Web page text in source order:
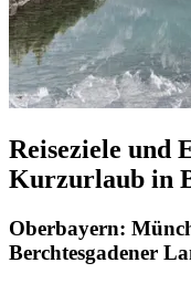
Reiseziele und
Kurzurlaub in
Oberbayern:
Berchtesgadener